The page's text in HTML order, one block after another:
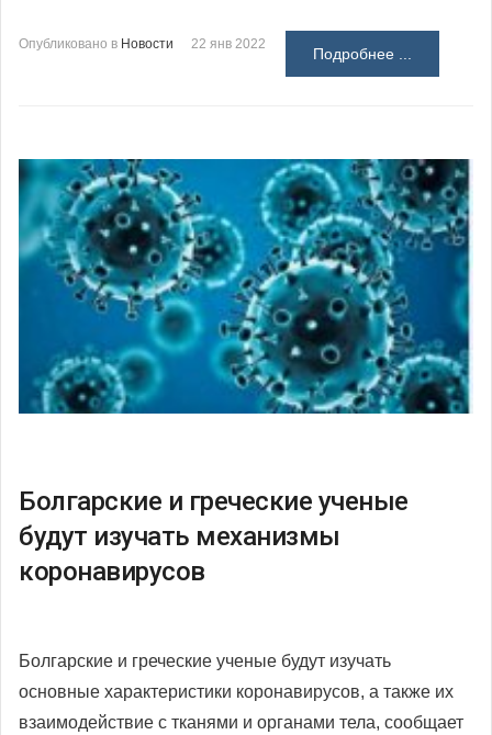
Опубликовано в Новости 22 янв 2022
Подробнее ...
Болгарские и греческие ученые
будут изучать механизмы
коронавирусов
Болгарские и греческие ученые будут изучать
основные характеристики коронавирусов, а также их
взаимодействие с тканями и органами тела, сообщает